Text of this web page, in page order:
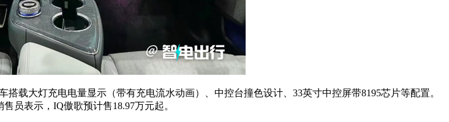
载大灯充电电量显示（带有充电流水动画）、中控台撞色设计、33英寸中控屏带8195芯片等配置。
售员表示，IQ傲歌预计售18.97万元起。